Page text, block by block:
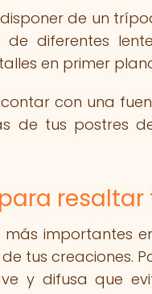
de un
de diferentes
en primer
con una
de tus postres
resaltar
más importantes
tus creaciones.
y difusa que